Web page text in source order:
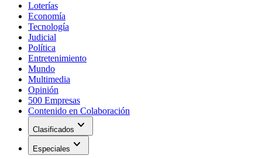
Loterías
Economía
Tecnología
Judicial
Política
Entretenimiento
Mundo
Multimedia
Opinión
500 Empresas
Contenido en Colaboración
Clasificados expand_more
Especiales expand_more